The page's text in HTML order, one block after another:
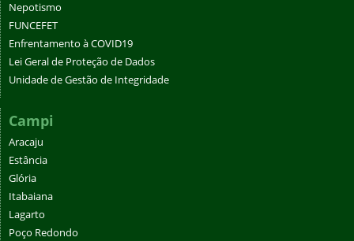
Nepotismo
FUNCEFET
Enfrentamento à COVID19
Lei Geral de Proteção de Dados
Unidade de Gestão de Integridade
Campi
Aracaju
Estância
Glória
Itabaiana
Lagarto
Poço Redondo